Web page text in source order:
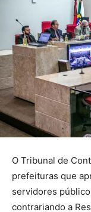
O Tribunal de
prefeituras que
servidores
contrariando a